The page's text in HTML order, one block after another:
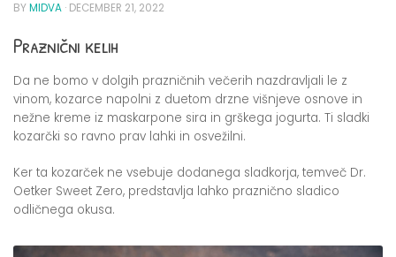
BYMIDVA · DECEMBER 21, 2022
Praznični kelih
Da ne bomo v dolgih prazničnih večerih nazdravljali le z
vinom, kozarce napolni z duetom drzne višnjeve osnove in
nežne kreme iz maskarpone sira in grškega jogurta. Ti sladki
kozarčki so ravno prav lahki in osvežilni.
Ker ta kozarček ne vsebuje dodanega sladkorja, temveč Dr.
Oetker Sweet Zero, predstavlja lahko praznično sladico
odličnega okusa.